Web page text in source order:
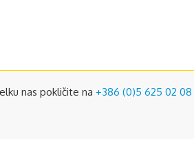
nas pokličite na +386 (0)5 625 02 08